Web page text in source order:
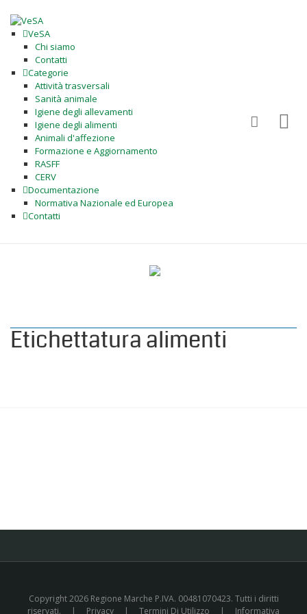
VeSA
Chi siamo
Contatti
Categorie
Attività trasversali
Sanità animale
Igiene degli allevamenti
Igiene degli alimenti
Animali d'affezione
Formazione e Aggiornamento
RASFF
CERV
Documentazione
Normativa Nazionale ed Europea
Contatti
Etichettatura alimenti
Copyright 2026 Regione Marche P.IVA. 00481070423. Tutti i diritti
riservati.
| Privacy | Termini Di Utilizzo | Informativa